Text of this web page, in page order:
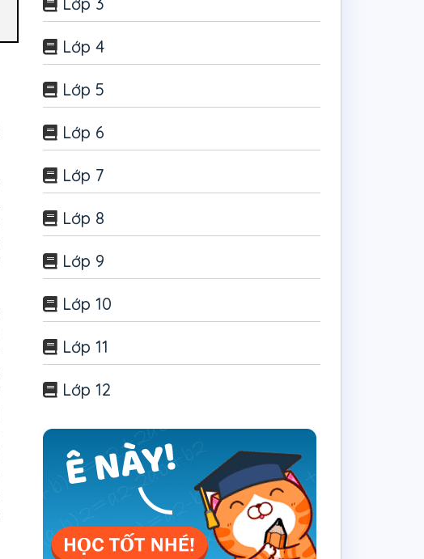
Lớp 4
Lớp 5
Lớp 6
Lớp 7
Lớp 8
Lớp 9
Lớp 10
Lớp 11
Lớp 12